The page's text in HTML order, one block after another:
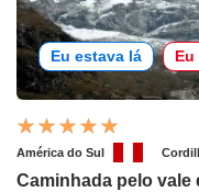
Eu estava lá
América do Sul
Caminhada pelo vale